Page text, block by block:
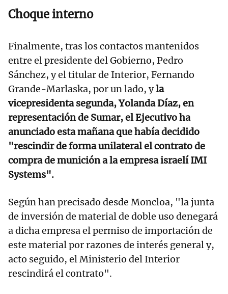
Choque interno
Finalmente, tras los contactos mantenidos
entre el presidente del Gobierno, Pedro
Sánchez, y el titular de Interior, Fernando
Grande-Marlaska, por un lado, yla
vicepresidenta segunda, Yolanda Díaz, en
representación de Sumar, el Ejecutivo ha
anunciado esta mañana que había decidido
"rescindir de forma unilateral el contrato de
compra de munición a la empresa israelí IMI
Systems".
Según han precisado desde Moncloa, "la junta
de inversión de material de doble uso denegará
a dicha empresa el permiso de importación de
este material por razones de interés general y,
acto seguido, el Ministerio del Interior
rescindirá el contrato".